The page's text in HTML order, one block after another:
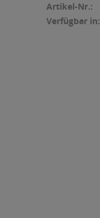
Artikel-Nr.:
Verfügbar in: